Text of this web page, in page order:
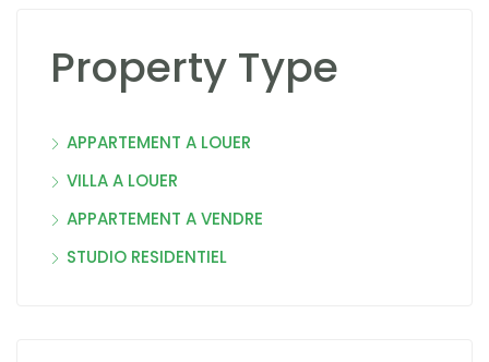
Property Type
APPARTEMENT A LOUER
VILLA A LOUER
APPARTEMENT A VENDRE
STUDIO RESIDENTIEL